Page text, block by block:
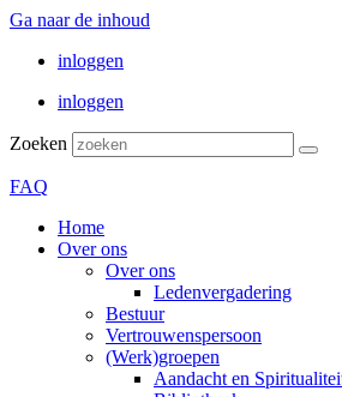
Ga naar de inhoud
inloggen
inloggen
Zoeken
FAQ
Home
Over ons
Over ons
Ledenvergadering
Bestuur
Vertrouwenspersoon
(Werk)groepen
Aandacht en